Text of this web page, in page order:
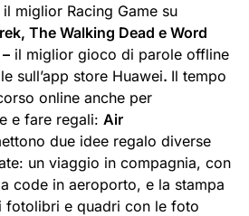
il miglior Racing Game su
The Walking Dead e Word
il miglior gioco di parole offline
sull’app store Huawei. Il tempo
online anche per
e fare regali: Air
due idee regalo diverse
un viaggio in compagnia, con
code in aeroporto, e la stampa
fotolibri e quadri con le foto